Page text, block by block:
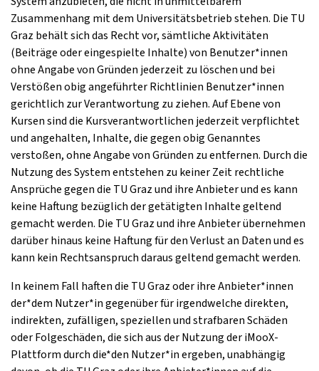
Zusammenhang mit dem Universitätsbetrieb stehen. Die TU
Graz behält sich das Recht vor, sämtliche Aktivitäten
(Beiträge oder eingespielte Inhalte) von Benutzer*innen
ohne Angabe von Gründen jederzeit zu löschen und bei
Verstößen obig angeführter Richtlinien Benutzer*innen
gerichtlich zur Verantwortung zu ziehen. Auf Ebene von
Kursen sind die Kursverantwortlichen jederzeit verpflichtet
und angehalten, Inhalte, die gegen obig Genanntes
verstoßen, ohne Angabe von Gründen zu entfernen. Durch die
Nutzung des System entstehen zu keiner Zeit rechtliche
Ansprüche gegen die TU Graz und ihre Anbieter und es kann
keine Haftung bezüglich der getätigten Inhalte geltend
gemacht werden. Die TU Graz und ihre Anbieter übernehmen
darüber hinaus keine Haftung für den Verlust an Daten und es
kann kein Rechtsanspruch daraus geltend gemacht werden.
In keinem Fall haften die TU Graz oder ihre Anbieter*innen
der*dem Nutzer*in gegenüber für irgendwelche direkten,
indirekten, zufälligen, speziellen und strafbaren Schäden
oder Folgeschäden, die sich aus der Nutzung der iMooX-
Plattform durch die*den Nutzer*in ergeben, unabhängig